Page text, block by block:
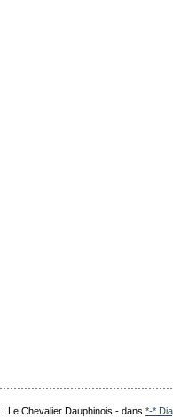
: Le Chevalier Dauphinois -dans *-*